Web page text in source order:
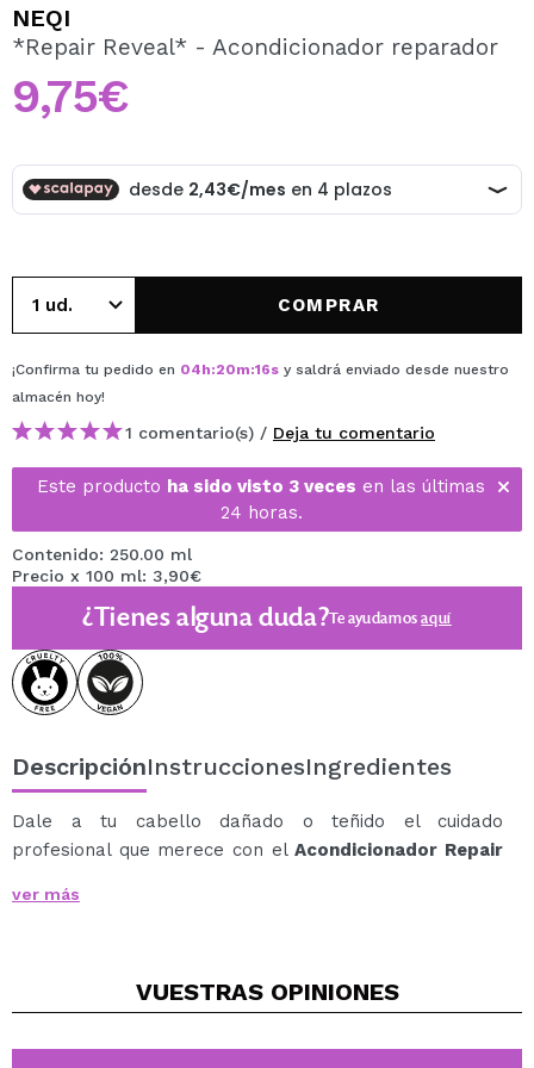
Al crear una cuenta en Maquillalia.com podrás realizar
tus compras rápidamente, revisar el estado de tus
pedidos y consultar tus operaciones anteriores.
CREAR CUENTA
NEQI
*Repair Reveal* - Acondicionador reparador
9,75€
COMPRAR
¡Confirma tu pedido en 04h:20m:16s y saldrá enviado desde nuestro
almacén hoy!
1 comentario(s) / Deja tu comentario
Este producto ha sido visto 3 veces en las últimas
24 horas.
Contenido: 250.00 ml
Precio x 100 ml: 3,90€
¿Tienes alguna duda?Te ayudamosaquí
DescripciónInstruccionesIngredientes
Dale a tu cabello dañado o teñido el cuidado
profesional que merece con elAcondicionador Repair
Su fórmula vegana y sin sulfatos fortalece la fibra
extractos de plantas exóticas.
Péptidos de avena: previenen la rotura y
ver más
VUESTRAS OPINIONES